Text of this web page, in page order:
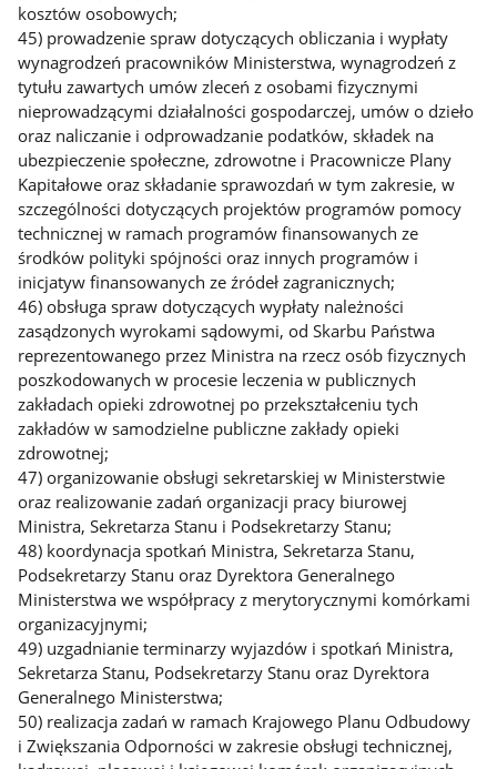
kosztów osobowych;
45) prowadzenie spraw dotyczących obliczania i wypłaty
wynagrodzeń pracowników Ministerstwa, wynagrodzeń z
tytułu zawartych umów zleceń z osobami fizycznymi
nieprowadzącymi działalności gospodarczej, umów o dzieło
oraz naliczanie i odprowadzanie podatków, składek na
ubezpieczenie społeczne, zdrowotne i Pracownicze Plany
Kapitałowe oraz składanie sprawozdań w tym zakresie, w
szczególności dotyczących projektów programów pomocy
technicznej w ramach programów finansowanych ze
środków polityki spójności oraz innych programów i
inicjatyw finansowanych ze źródeł zagranicznych;
46) obsługa spraw dotyczących wypłaty należności
zasądzonych wyrokami sądowymi, od Skarbu Państwa
reprezentowanego przez Ministra na rzecz osób fizycznych
poszkodowanych w procesie leczenia w publicznych
zakładach opieki zdrowotnej po przekształceniu tych
zakładów w samodzielne publiczne zakłady opieki
zdrowotnej;
47) organizowanie obsługi sekretarskiej w Ministerstwie
oraz realizowanie zadań organizacji pracy biurowej
Ministra, Sekretarza Stanu i Podsekretarzy Stanu;
48) koordynacja spotkań Ministra, Sekretarza Stanu,
Podsekretarzy Stanu oraz Dyrektora Generalnego
Ministerstwa we współpracy z merytorycznymi komórkami
organizacyjnymi;
49) uzgadnianie terminarzy wyjazdów i spotkań Ministra,
Sekretarza Stanu, Podsekretarzy Stanu oraz Dyrektora
Generalnego Ministerstwa;
50) realizacja zadań w ramach Krajowego Planu Odbudowy
i Zwiększania Odporności w zakresie obsługi technicznej,